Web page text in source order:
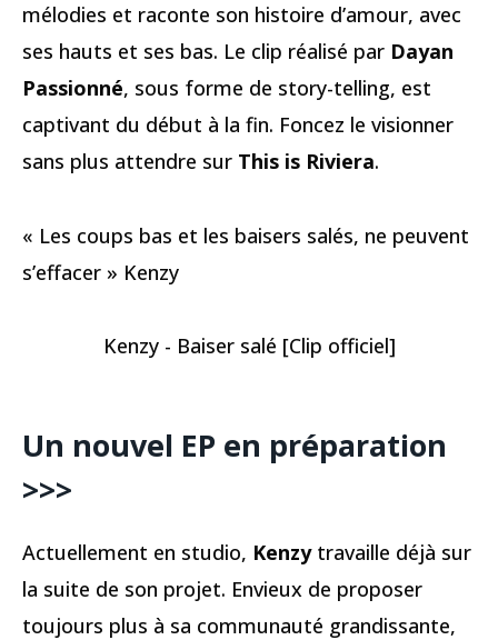
mélodies et raconte son histoire d’amour, avec
ses hauts et ses bas. Le clip réalisé par Dayan
Passionné, sous forme de story-telling, est
captivant du début à la fin. Foncez le visionner
sans plus attendre sur This is Riviera.
« Les coups bas et les baisers salés, ne peuvent
s’effacer » Kenzy
Kenzy - Baiser salé [Clip officiel]
Un nouvel EP en préparation
>>>
Actuellement en studio, Kenzytravaille déjà sur
la suite de son projet. Envieux de proposer
toujours plus à sa communauté grandissante,